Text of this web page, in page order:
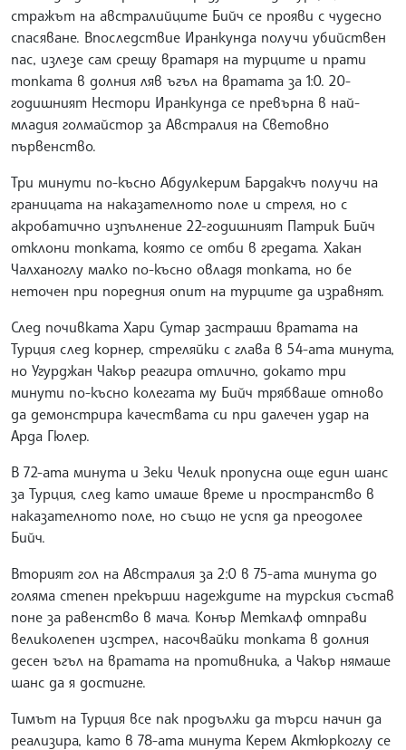
стражът на австралийците Бийч се прояви с чудесно
спасяване. Впоследствие Иранкунда получи убийствен
пас, излезе сам срещу вратаря на турците и прати
топката в долния ляв ъгъл на вратата за 1:0. 20-
годишният Нестори Иранкунда се превърна в най-
младия голмайстор за Австралия на Световно
първенство.
Три минути по-късно Абдулкерим Бардакчъ получи на
границата на наказателното поле и стреля, но с
акробатично изпълнение 22-годишният Патрик Бийч
отклони топката, която се отби в гредата. Хакан
Чалханоглу малко по-късно овладя топката, но бе
неточен при поредния опит на турците да изравнят.
След почивката Хари Сутар застраши вратата на
Турция след корнер, стреляйки с глава в 54-ата минута,
но Угурджан Чакър реагира отлично, докато три
минути по-късно колегата му Бийч трябваше отново
да демонстрира качествата си при далечен удар на
Арда Гюлер.
В 72-ата минута и Зеки Челик пропусна още един шанс
за Турция, след като имаше време и пространство в
наказателното поле, но също не успя да преодолее
Бийч.
Вторият гол на Австралия за 2:0 в 75-ата минута до
голяма степен прекърши надеждите на турския състав
поне за равенство в мача. Конър Меткалф отправи
великолепен изстрел, насочвайки топката в долния
десен ъгъл на вратата на противника, а Чакър нямаше
шанс да я достигне.
Тимът на Турция все пак продължи да търси начин да
реализира, като в 78-ата минута Керем Актюркоглу се